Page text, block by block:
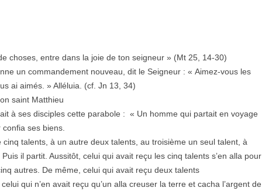
choses, entre dans la joie de ton seigneur » (Mt 25, 14-30)
un commandement nouveau, dit le Seigneur : « Aimez-vous les
ai aimés. » Alléluia. (cf. Jn 13, 34)
saint Matthieu
à ses disciples cette parabole : « Un homme qui partait en voyage
ses biens.
cinq talents, à un autre deux talents, au troisième un seul talent, à
il partit. Aussitôt, celui qui avait reçu les cinq talents s’en alla pour
autres. De même, celui qui avait reçu deux talents
qui n’en avait reçu qu’un alla creuser la terre et cacha l’argent de